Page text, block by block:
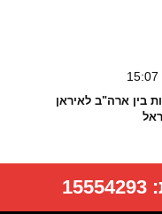
בין ארה"ב לאיראן
15554293